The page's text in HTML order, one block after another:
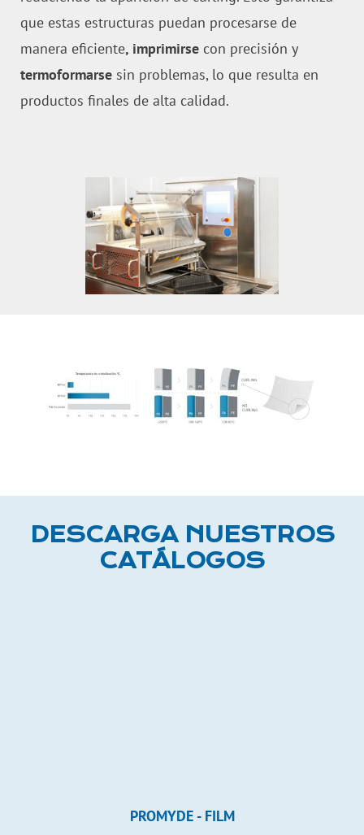
que estas estructuras puedan procesarse de
manera eficiente, imprimirse con precisión y
termoformarse sin problemas, lo que resulta en
productos finales de alta calidad.
DESCARGA NUESTROS
CATÁLOGOS
PROMYDE - FILM